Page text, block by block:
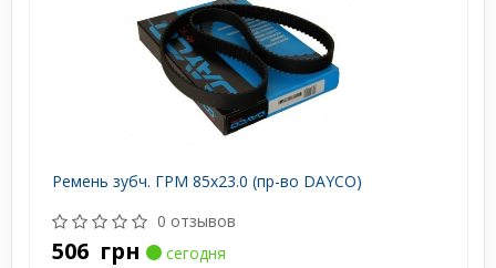
Ремень зубч. ГРМ 85x23.0 (пр-во DAYCO)
0 отзывов
506 грн
сегодня